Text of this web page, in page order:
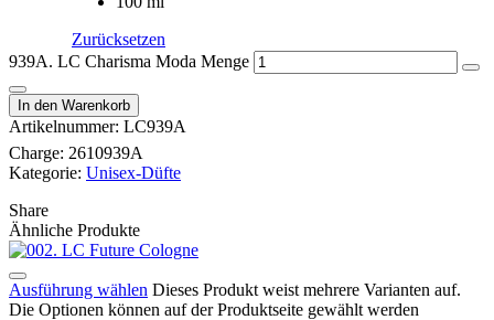
Zurücksetzen
939A. LC Charisma Moda Menge
In den Warenkorb
Artikelnummer: LC939A
Charge: 2610939A
Kategorie: Unisex-Düfte
Share
Ähnliche Produkte
Ausführung wählen Dieses Produkt weist mehrere Varianten auf.
Die Optionen können auf der Produktseite gewählt werden